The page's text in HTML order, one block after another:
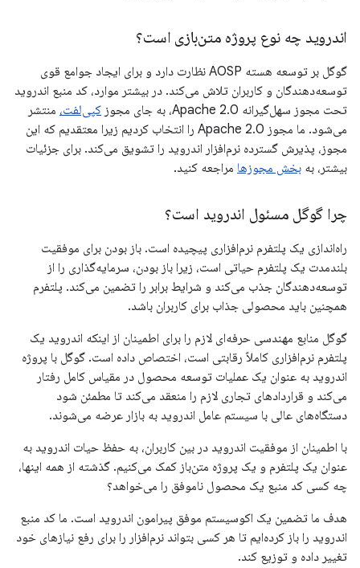
اندروید چه نوع پروژه متن‌بازی است؟
گوگل بر توسعه هسته AOSP نظارت دارد و برای ایجاد جوامع قوی
توسعه‌دهندگان و کاربران تلاش می‌کند. در بیشتر موارد، کد منبع اندروید
تحت مجوز سهل‌گیرانه Apache 2.0، به جای مجوز
کپی‌لفت، منتشر
می‌شود. ما مجوز Apache 2.0 را انتخاب کردیم زیرا معتقدیم که این
مجوز، پذیرش گسترده نرم‌افزار اندروید را تشویق می‌کند. برای جزئیات
بیشتر، به بخش مجوزها مراجعه کنید.
چرا گوگل مسئول اندروید است؟
راه‌اندازی یک پلتفرم نرم‌افزاری پیچیده است. باز بودن برای موفقیت
بلندمدت یک پلتفرم حیاتی است، زیرا باز بودن، سرمایه‌گذاری را از
توسعه‌دهندگان جذب می‌کند و شرایط برابر را تضمین می‌کند. پلتفرم
همچنین باید محصولی جذاب برای کاربران باشد.
گوگل منابع مهندسی حرفه‌ای لازم را برای اطمینان از اینکه اندروید یک
پلتفرم نرم‌افزاری کاملاً رقابتی است، اختصاص داده است. گوگل با پروژه
اندروید به عنوان یک عملیات توسعه محصول در مقیاس کامل رفتار
می‌کند و قراردادهای تجاری لازم را منعقد می‌کند تا مطمئن شود
دستگاه‌های عالی با سیستم عامل اندروید به بازار عرضه می‌شوند.
با اطمینان از موفقیت اندروید در بین کاربران، به حفظ حیات اندروید به
عنوان یک پلتفرم و یک پروژه متن‌باز کمک می‌کنیم. گذشته از همه اینها،
چه کسی کد منبع یک محصول ناموفق را می‌خواهد؟
هدف ما تضمین یک اکوسیستم موفق پیرامون اندروید است. ما کد منبع
اندروید را باز کرده‌ایم تا هر کسی بتواند نرم‌افزار را برای رفع نیازهای خود
تغییر داده و توزیع کند.